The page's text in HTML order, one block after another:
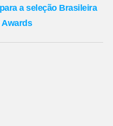
a seleção Brasileira
Awards